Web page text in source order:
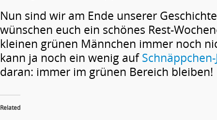
Nun sind wir am Ende unserer
wünschen euch ein schönes Rest-
kleinen grünen Männchen immer noch
kann ja noch ein wenig auf
daran: immer im grünen Bereich bleiben!
Related